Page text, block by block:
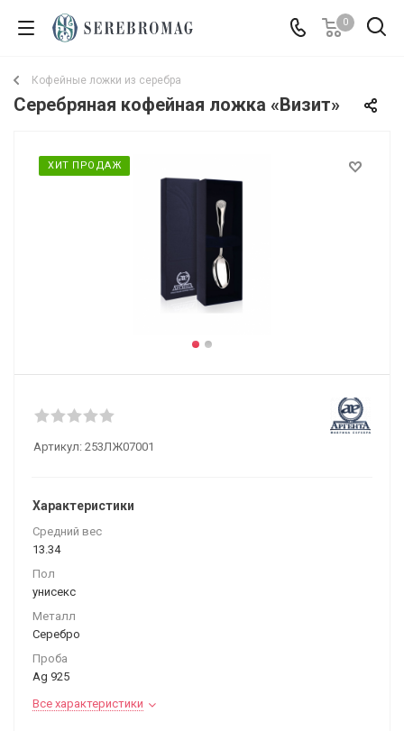
0
Кофейные ложки из серебра
Серебряная кофейная ложка «Визит»
ХИТ ПРОДАЖ
Артикул: 253ЛЖ07001
Характеристики
Средний вес
13.34
Пол
унисекс
Металл
Серебро
Проба
Ag 925
Все характеристики